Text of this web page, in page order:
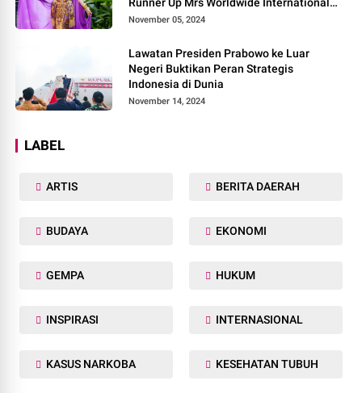
2024, di Pemilihan Mrs Worldwide 2024
November 05, 2024
Lawatan Presiden Prabowo ke Luar
Negeri Buktikan Peran Strategis
Indonesia di Dunia
November 14, 2024
LABEL
ARTIS BERITA DAERAH
BUDAYA EKONOMI
GEMPA HUKUM
INSPIRASI INTERNASIONAL
KASUS NARKOBA KESEHATAN TUBUH